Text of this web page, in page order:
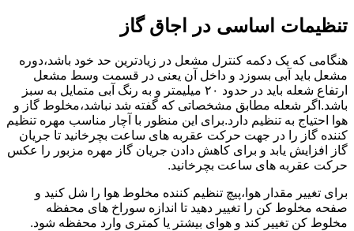
تنظیمات اساسی در اجاق گاز
هنگامی که یک دکمه کنترل مشعل در زیادترین حد خود باشد،دوره
مشعل باید آبی بسوزد و داخل آن یعنی در قسمت وسط مشعل
ارتفاع شعله باید در حدود ۲۰ میلیمتر و به رنگ آبی متمایل به سبز
باشد.اگر شعله مطابق مشخصاتی که گفته شد نباشد،مخلوط گاز و
هوا احتیاج به تنظیم دارد.برای این منظور با آچار مناسب مهره تنظیم
کننده گاز را در جهت حرکت عقربه های ساعت بچرخانید تا جریان
گاز افزایش یابد و برای کاهش دادن جریان گاز مهره مزبور را عکس
حرکت عقربه های ساعت بچرخانید.
برای تغییر مقدار هوا،پیچ تنظیم کننده مخلوط هوا را شل کنید و
صفحه مخلوط کن را تغییر دهید تا اندازه سوراخ های محفظه
مخلوط کن تغییر کند و هوای بیشتر یا کمتری وارد محفظه شود.